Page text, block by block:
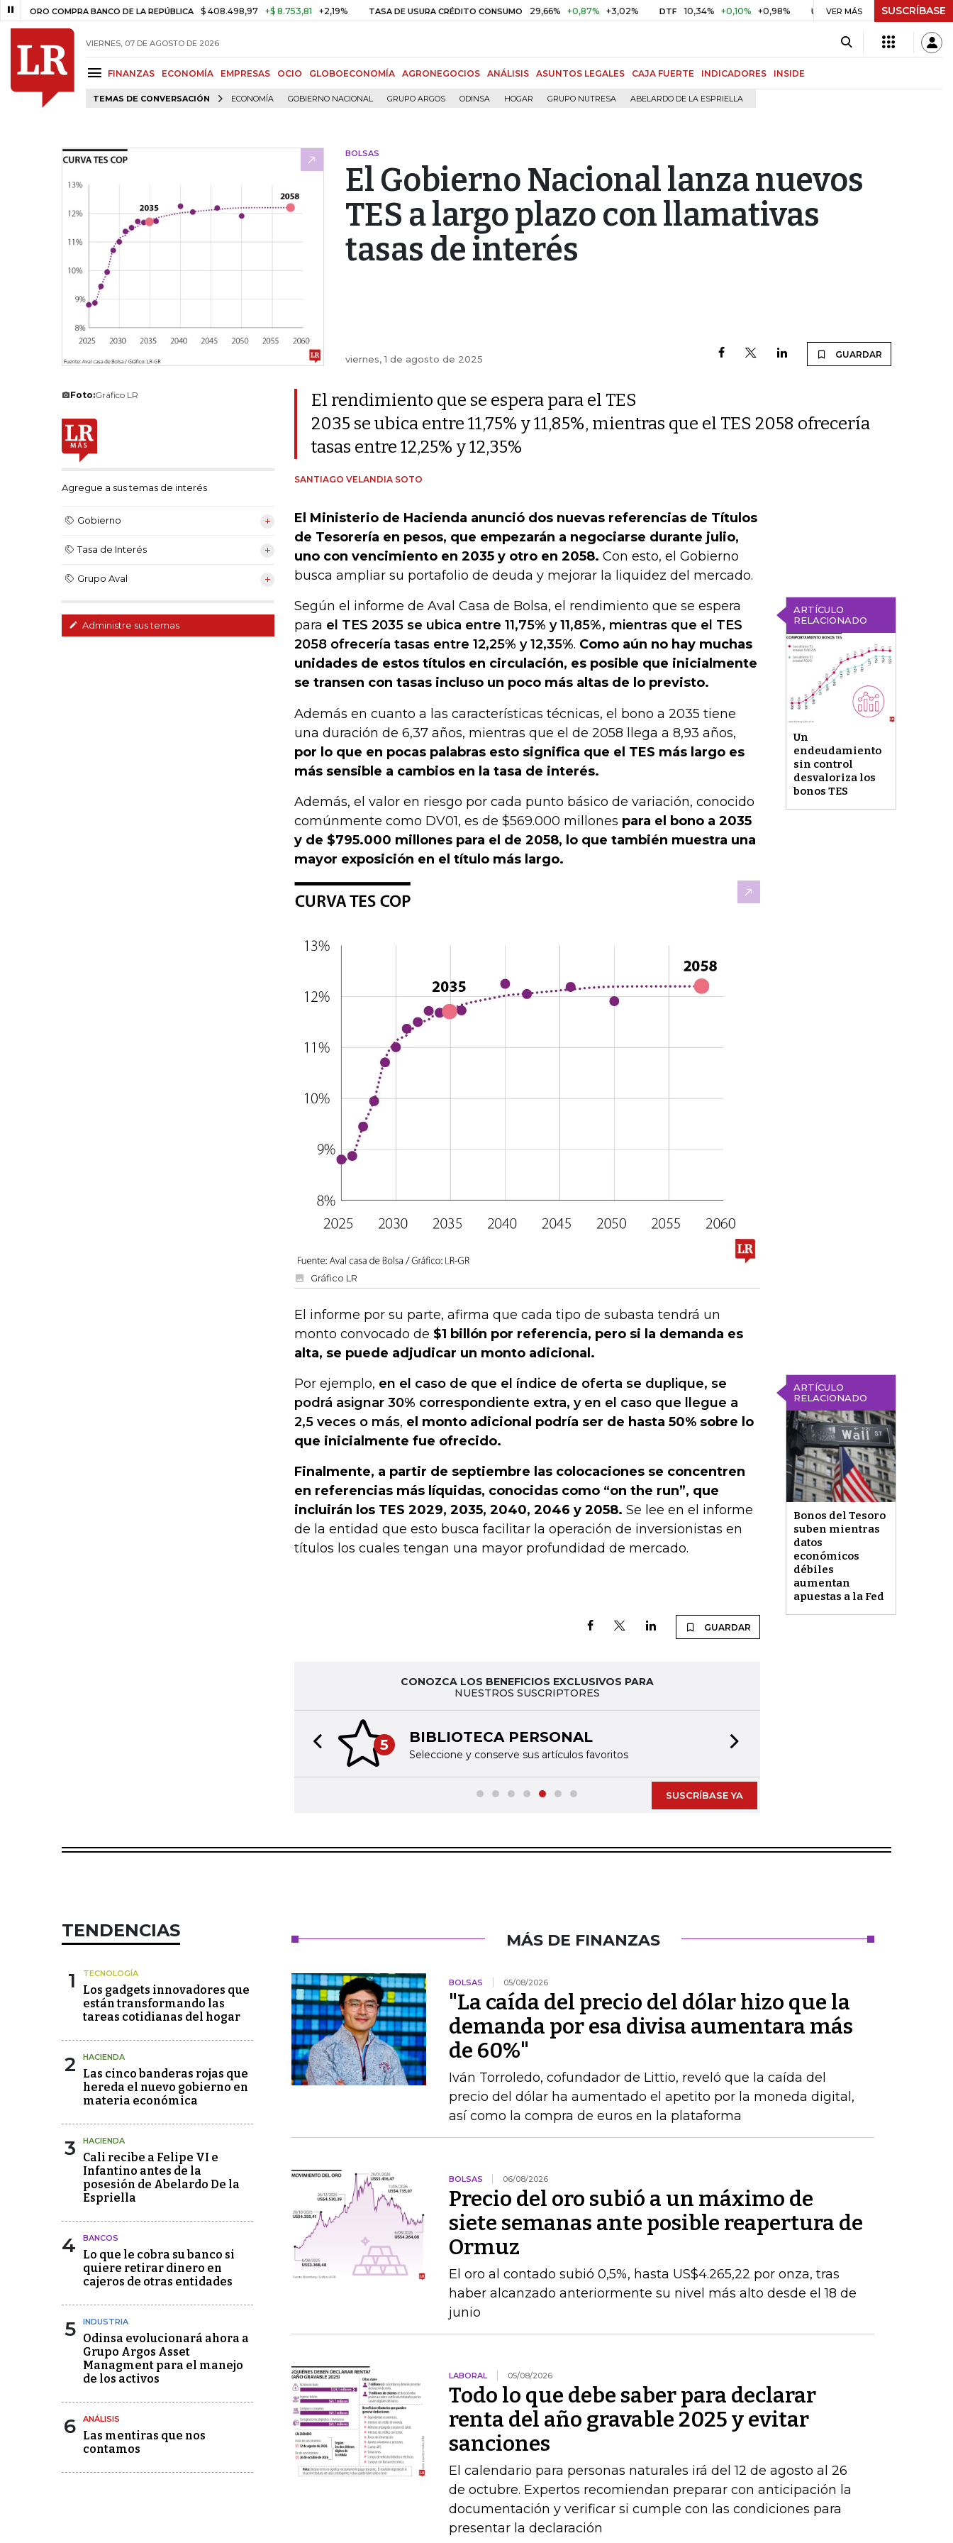
COMPRA BANCO DE LA REPÚBLICA $ 408.498,97 +$ 8.753,81 +2,19% TASA DE USURA CRÉDITO CONSUMO 29,66% +0,87% +3,02% DTF 10,34% +0,10% +0,98% UVR $ 416,91 +$ 0,05 +0,01%
VER MÁS SUSCRÍBASE
VIERNES, 07 DE AGOSTO DE 2026
FINANZAS ECONOMÍA EMPRESAS OCIO GLOBOECONOMÍA AGRONEGOCIOS ANÁLISIS ASUNTOS LEGALES CAJA FUERTE INDICADORES INSIDE
TEMAS DE CONVERSACIÓN ECONOMÍA GOBIERNO NACIONAL GRUPO ARGOS ODINSA HOGAR GRUPO NUTRESA ABELARDO DE LA ESPRIELLA
BOLSAS
El Gobierno Nacional lanza nuevos
TES a largo plazo con llamativas
tasas de interés
viernes, 1 de agosto de 2025 GUARDAR
Foto:Gráfico LR
Agregue a sus temas de interés
Gobierno
Tasa de Interés
Grupo Aval
Administre sus temas
El rendimiento que se espera para el TES
2035 se ubica entre 11,75% y 11,85%, mientras que el TES 2058 ofrecería
tasas entre 12,25% y 12,35%
SANTIAGO VELANDIA SOTO
El Ministerio de Hacienda anunció dos nuevas referencias de Títulos
de Tesorería en pesos, que empezarán a negociarse durante julio,
uno con vencimiento en 2035 y otro en 2058. Con esto, el Gobierno
busca ampliar su portafolio de deuda y mejorar la liquidez del mercado.
ARTÍCULO
RELACIONADO
Un
endeudamiento
sin control
desvaloriza los
bonos TES
Según el informe de Aval Casa de Bolsa, el rendimiento que se espera
para el TES 2035 se ubica entre 11,75% y 11,85%, mientras que el TES
2058 ofrecería tasas entre 12,25% y 12,35%. Como aún no hay muchas
unidades de estos títulos en circulación, es posible que inicialmente
se transen con tasas incluso un poco más altas de lo previsto.
Además en cuanto a las características técnicas, el bono a 2035 tiene
una duración de 6,37 años, mientras que el de 2058 llega a 8,93 años,
por lo que en pocas palabras esto significa que el TES más largo es
más sensible a cambios en la tasa de interés.
Además, el valor en riesgo por cada punto básico de variación, conocido
comúnmente como DV01, es de $569.000 millones para el bono a 2035
y de $795.000 millones para el de 2058, lo que también muestra una
mayor exposición en el título más largo.
Gráfico LR
El informe por su parte, afirma que cada tipo de subasta tendrá un
monto convocado de $1 billón por referencia, pero si la demanda es
alta, se puede adjudicar un monto adicional.
ARTÍCULO
RELACIONADO
Bonos del Tesoro
suben mientras
datos
económicos
débiles
aumentan
apuestas a la Fed
Por ejemplo, en el caso de que el índice de oferta se duplique, se
podrá asignar 30% correspondiente extra, y en el caso que llegue a
2,5 veces o más, el monto adicional podría ser de hasta 50% sobre lo
que inicialmente fue ofrecido.
Finalmente, a partir de septiembre las colocaciones se concentren
en referencias más líquidas, conocidas como “on the run”, que
incluirán los TES 2029, 2035, 2040, 2046 y 2058. Se lee en el informe
de la entidad que esto busca facilitar la operación de inversionistas en
títulos los cuales tengan una mayor profundidad de mercado.
GUARDAR
CONOZCA LOS BENEFICIOS EXCLUSIVOS PARA
NUESTROS SUSCRIPTORES
5 BIBLIOTECA PERSONAL
Seleccione y conserve sus artículos favoritos
Previous slide
SUSCRÍBASE YA
TENDENCIAS
1 TECNOLOGÍA
Los gadgets innovadores que
están transformando las
tareas cotidianas del hogar
2 HACIENDA
Las cinco banderas rojas que
hereda el nuevo gobierno en
materia económica
3 HACIENDA
Cali recibe a Felipe VI e
Infantino antes de la
posesión de Abelardo De la
Espriella
4 BANCOS
Lo que le cobra su banco si
quiere retirar dinero en
cajeros de otras entidades
5 INDUSTRIA
Odinsa evolucionará ahora a
Grupo Argos Asset
Managment para el manejo
de los activos
6 ANÁLISIS
Las mentiras que nos
contamos
MÁS DE FINANZAS
BOLSAS 05/08/2026
"La caída del precio del dólar hizo que la
demanda por esa divisa aumentara más
de 60%"
Iván Torroledo, cofundador de Littio, reveló que la caída del
precio del dólar ha aumentado el apetito por la moneda digital,
así como la compra de euros en la plataforma
BOLSAS 06/08/2026
Precio del oro subió a un máximo de
siete semanas ante posible reapertura de
Ormuz
El oro al contado subió 0,5%, hasta US$4.265,22 por onza, tras
haber alcanzado anteriormente su nivel más alto desde el 18 de
junio
LABORAL 05/08/2026
Todo lo que debe saber para declarar
renta del año gravable 2025 y evitar
sanciones
El calendario para personas naturales irá del 12 de agosto al 26
de octubre. Expertos recomiendan preparar con anticipación la
documentación y verificar si cumple con las condiciones para
presentar la declaración